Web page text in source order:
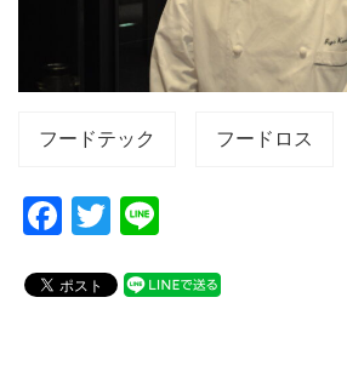
フードテック フードロス
F
c
T
tt
e